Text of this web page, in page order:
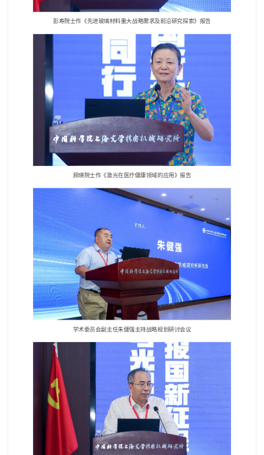
彭寿院士作《先进玻璃材料重大战略需求及前沿研究探索》报告
顾瑛院士作《激光在医疗健康领域的应用》报告
学术委员会副主任朱健强主持战略规划研讨会议